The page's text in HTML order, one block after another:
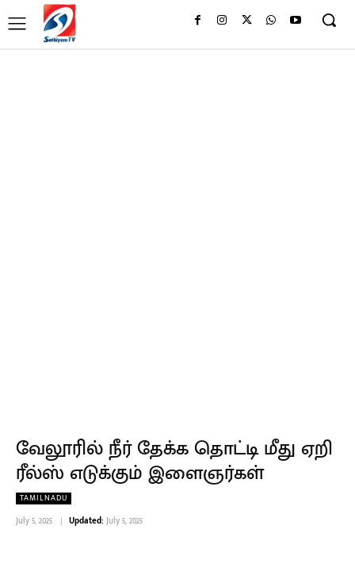
வேலூரில் நீர் தேக்க தொட்டி மீது ஏறி
ரீல்ஸ் எடுக்கும் இளைஞர்கள்
TAMILNADU
July 5, 2025 Updated: July 5, 2025